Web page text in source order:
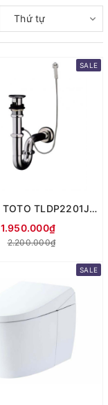
Thứ tự
SALE
Xi phông TOTO TLDP2201J nội địa Nhật
1.950.000₫
2.200.000₫
SALE